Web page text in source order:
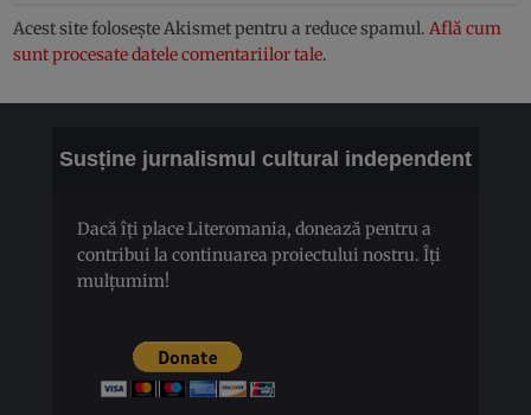
Acest site folosește Akismet pentru a reduce spamul.Află cum
sunt procesate datele comentariilor tale.
Susține jurnalismul cultural independent
Dacă îți place Literomania, donează pentru a
contribui la continuarea proiectului nostru. Îți
mulțumim!